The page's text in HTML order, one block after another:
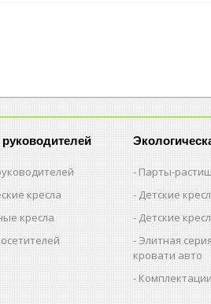
кресла
кресла
Парты-
Детские
Детские
Элитная
кровати авто